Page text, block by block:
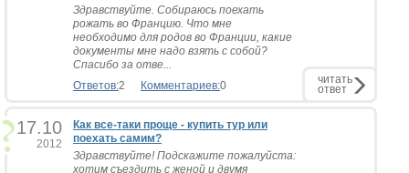
Здравствуйте. Собираюсь поехать
рожать во Францию. Что мне
необходимо для родов во Франции, какие
документы мне надо взять с собой?
Спасибо за отве...
Ответов:2 Комментариев:0 читать
ответ
17.10
2012
Как все-таки проще - купить тур или
поехать самим?
Здравствуйте! Подскажите пожалуйста:
хотим съездить с женой и двумя